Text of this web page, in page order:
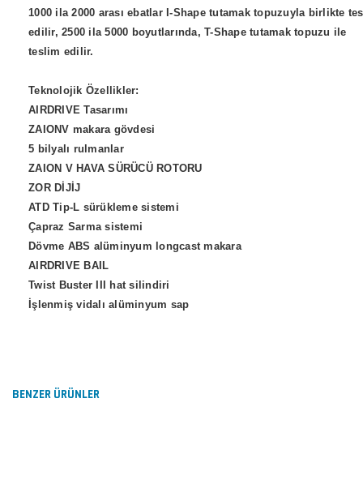
1000 ila 2000 arası ebatlar I-Shape tutamak topuzuyla birlikte
edilir, 2500 ila 5000 boyutlarında, T-Shape tutamak topuzu ile
teslim edilir.
Teknolojik Özellikler:
AIRDRIVE Tasarımı
ZAIONV makara gövdesi
5 bilyalı rulmanlar
ZAION V HAVA SÜRÜCÜ ROTORU
ZOR DİJİJ
ATD Tip-L sürükleme sistemi
Çapraz Sarma sistemi
Dövme ABS alüminyum longcast makara
AIRDRIVE BAIL
Twist Buster III hat silindiri
İşlenmiş vidalı alüminyum sap
Görüş ve önerileriniz için teşekkür ederiz.
BENZER ÜRÜNLER